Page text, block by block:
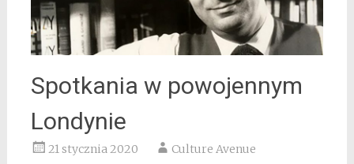
Spotkania w powojennym
Londynie
21 stycznia 2020 Culture Avenue